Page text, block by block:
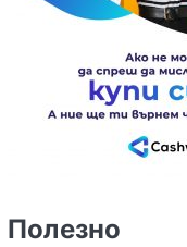
Полезно